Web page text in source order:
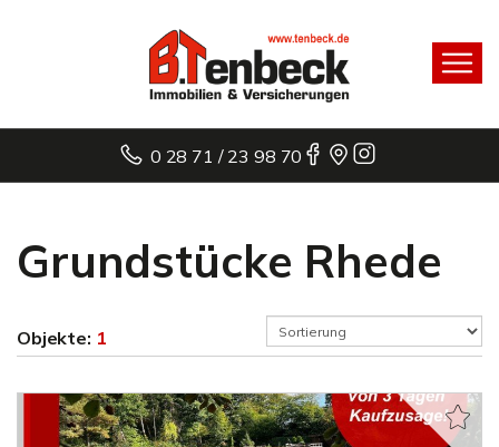
0 28 71 / 23 98 70
Grundstücke Rhede
Objekte: 1